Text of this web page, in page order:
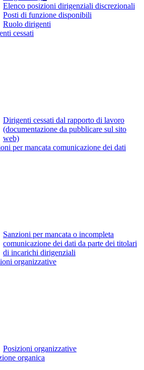
Elenco posizioni dirigenziali discrezionali
Posti di funzione disponibili
Ruolo dirigenti
cessati
Dirigenti cessati dal rapporto di lavoro
(documentazione da pubblicare sul sito
web)
per mancata comunicazione dei dati
Sanzioni per mancata o incompleta
comunicazione dei dati da parte dei titolari
di incarichi dirigenziali
organizzative
Posizioni organizzative
organica